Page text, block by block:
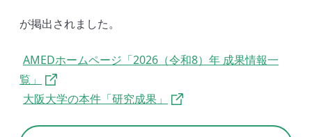
が掲出されました。
AMEDホームページ「2026（令和8）年 成果情報一
覧」
大阪大学の本件「研究成果」